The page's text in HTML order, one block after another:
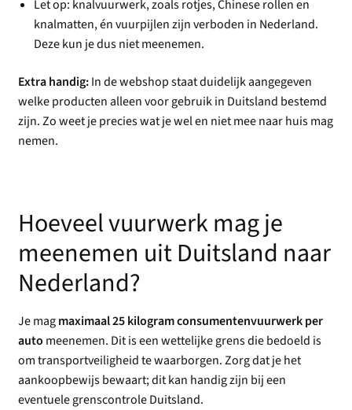
Let op: knalvuurwerk, zoals rotjes, Chinese rollen en
knalmatten, én vuurpijlen zijn verboden in Nederland.
Deze kun je dus niet meenemen.
Extra handig:In de webshop staat duidelijk aangegeven
welke producten alleen voor gebruik in Duitsland bestemd
zijn. Zo weet je precies wat je wel en niet mee naar huis mag
nemen.
Hoeveel vuurwerk mag je
meenemen uit Duitsland naar
Nederland?
Je magmaximaal 25 kilogram consumentenvuurwerk per
auto meenemen. Dit is een wettelijke grens die bedoeld is
om transportveiligheid te waarborgen. Zorg dat je het
aankoopbewijs bewaart; dit kan handig zijn bij een
eventuele grenscontrole Duitsland.